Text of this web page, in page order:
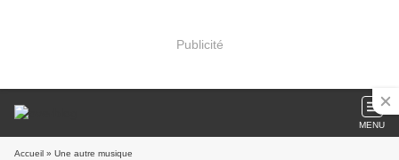
Publicité
MENU
Accueil » Une autre musique